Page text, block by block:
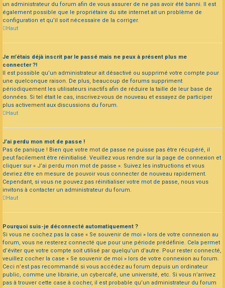
un administrateur du forum afin de vous assurer de ne pas avoir été banni. Il est
également possible que le propriétaire du site internet ait un problème de
configuration et qu’il soit nécessaire de la corriger.
Haut
Je m’étais déjà inscrit par le passé mais ne peux à présent plus me
connecter ?!
Il est possible qu’un administrateur ait désactivé ou supprimé votre compte pour
une quelconque raison. De plus, beaucoup de forums suppriment
périodiquement les utilisateurs inactifs afin de réduire la taille de leur base de
données. Si tel était le cas, inscrivez-vous de nouveau et essayez de participer
plus activement aux discussions du forum.
Haut
J’ai perdu mon mot de passe !
Pas de panique ! Bien que votre mot de passe ne puisse pas être récupéré, il
peut facilement être réinitialisé. Veuillez vous rendre sur la page de connexion et
cliquer sur « J’ai perdu mon mot de passe ». Suivez les instructions et vous
devriez être en mesure de pouvoir vous connecter de nouveau rapidement.
Cependant, si vous ne pouvez pas réinitialiser votre mot de passe, nous vous
invitons à contacter un administrateur du forum.
Haut
Pourquoi suis-je déconnecté automatiquement ?
Si vous ne cochez pas la case « Se souvenir de moi » lors de votre connexion au
forum, vous ne resterez connecté que pour une période prédéfinie. Cela permet
d’éviter que votre compte soit utilisé par quelqu’un d’autre. Pour rester connecté,
veuillez cocher la case « Se souvenir de moi » lors de votre connexion au forum.
Ceci n’est pas recommandé si vous accédez au forum depuis un ordinateur
public, comme une librairie, un cybercafé, une université, etc. Si vous n’arrivez
pas à trouver cette case à cocher, il est probable qu’un administrateur du forum